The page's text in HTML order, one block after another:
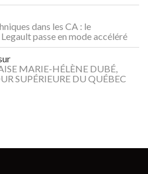
dans les CA : le
passe en mode accéléré
MARIE-HÉLÈNE DUBÉ,
SUPÉRIEURE DU QUÉBEC